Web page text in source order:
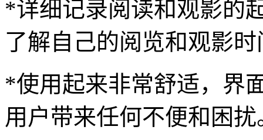
*详细记录阅读和观影的
了解自己的阅览和观影
*使用起来非常舒适，界
用户带来任何不便和困扰